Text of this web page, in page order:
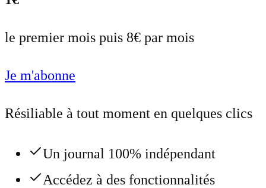
le premier mois puis 8€ par mois
Je m'abonne
Résiliable à tout moment en quelques clics
Un journal 100% indépendant
Accédez à des fonctionnalités